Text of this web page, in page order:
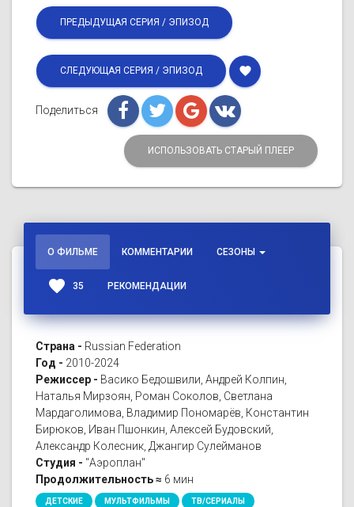
ПРЕДЫДУЩАЯ СЕРИЯ / ЭПИЗОД
СЛЕДУЮЩАЯ СЕРИЯ / ЭПИЗОД favorite
Поделиться
ИСПОЛЬЗОВАТЬ СТАРЫЙ ПЛЕЕР
О ФИЛЬМЕ КОММЕНТАРИИ СЕЗОНЫ
favorite 35 РЕКОМЕНДАЦИИ
Страна - Russian Federation
Год - 2010-2024
Режиссер - Васико Бедошвили, Андрей Колпин,
Наталья Мирзоян, Роман Соколов, Светлана
Мардаголимова, Владимир Пономарёв, Константин
Бирюков, Иван Пшонкин, Алексей Будовский,
Александр Колесник, Джангир Сулейманов
Студия - "Аэроплан"
Продолжительность ≈ 6 мин
ДЕТСКИЕ МУЛЬТФИЛЬМЫ ТВ/СЕРИАЛЫ